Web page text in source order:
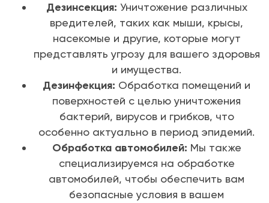
Дезинсекция: Уничтожение различных
вредителей, таких как мыши, крысы,
насекомые и другие, которые могут
представлять угрозу для вашего здоровья
и имущества.
Дезинфекция: Обработка помещений и
поверхностей с целью уничтожения
бактерий, вирусов и грибков, что
особенно актуально в период эпидемий.
Обработка автомобилей: Мы также
специализируемся на обработке
автомобилей, чтобы обеспечить вам
безопасные условия в вашем